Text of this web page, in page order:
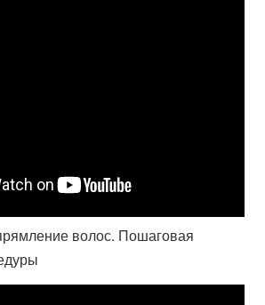
волос. Пошаговая